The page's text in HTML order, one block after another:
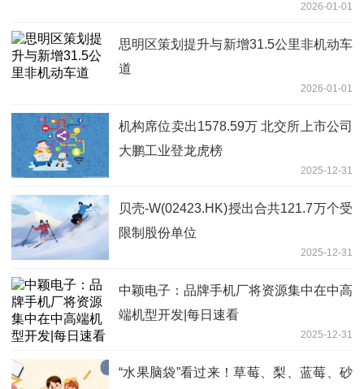
2026-01-01
思明区策划提升与新增31.5公里非机动车
道
2026-01-01
机构席位卖出1578.59万 北交所上市公司
大鹏工业登龙虎榜
2025-12-31
贝壳-W(02423.HK)授出合共121.7万个受
限制股份单位
2025-12-31
中颖电子：品牌手机厂将资源集中在中高
端机型开发|每日速看
2025-12-31
“水果脑袋”看过来！草莓、梨、蓝莓、砂